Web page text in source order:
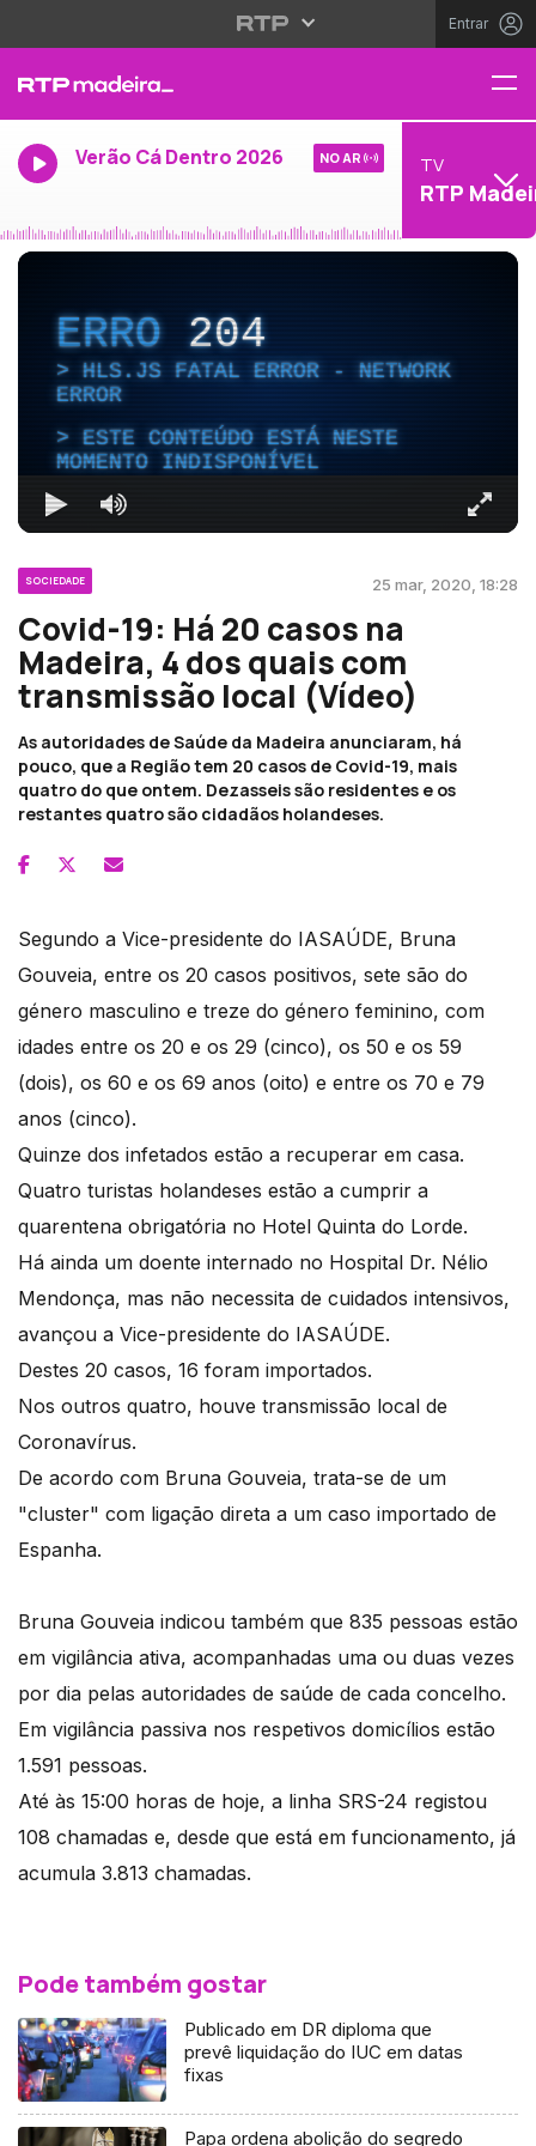
Entrar
Verão Cá Dentro 2026 NO AR TV
RTP
ERRO204
HLS.JS FATAL ERROR - NETWORK
ERROR
ESTE CONTEÚDO ESTÁ NESTE
MOMENTO INDISPONÍVEL
SOCIEDADE 25 mar, 2020, 18:28
Covid-19: Há 20 casos na
Madeira, 4 dos quais com
transmissão local (Vídeo)
As autoridades de Saúde da Madeira anunciaram, há
pouco, que a Região tem 20 casos de Covid-19, mais
quatro do que ontem. Dezasseis são residentes e os
restantes quatro são cidadãos holandeses.
Segundo a Vice-presidente do IASAÚDE, Bruna
Gouveia, entre os 20 casos positivos, sete são do
género masculino e treze do género feminino, com
idades entre os 20 e os 29 (cinco), os 50 e os 59
(dois), os 60 e os 69 anos (oito) e entre os 70 e 79
anos (cinco).
Quinze dos infetados estão a recuperar em casa.
Quatro turistas holandeses estão a cumprir a
quarentena obrigatória no Hotel Quinta do Lorde.
Há ainda um doente internado no Hospital Dr. Nélio
Mendonça, mas não necessita de cuidados intensivos,
avançou a Vice-presidente do IASAÚDE.
Destes 20 casos, 16 foram importados.
Nos outros quatro, houve transmissão local de
Coronavírus.
De acordo com Bruna Gouveia, trata-se de um
"cluster" com ligação direta a um caso importado de
Espanha.
Bruna Gouveia indicou também que 835 pessoas estão
em vigilância ativa, acompanhadas uma ou duas vezes
por dia pelas autoridades de saúde de cada concelho.
Em vigilância passiva nos respetivos domicílios estão
1.591 pessoas.
Até às 15:00 horas de hoje, a linha SRS-24 registou
108 chamadas e, desde que está em funcionamento, já
acumula 3.813 chamadas.
Pode também gostar
Publicado em DR diploma que
prevê liquidação do IUC em datas
fixas
Papa ordena abolição do segredo